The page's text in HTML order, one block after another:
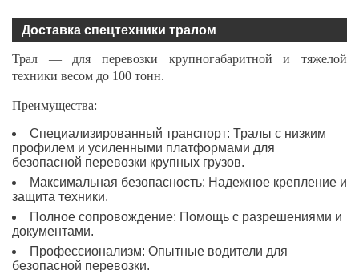
Доставка спецтехники тралом
Трал — для перевозки крупногабаритной и тяжелой
техники весом до 100 тонн.
Преимущества:
Специализированный транспорт: Тралы с низким
профилем и усиленными платформами для
безопасной перевозки крупных грузов.
Максимальная безопасность: Надежное крепление и
защита техники.
Полное сопровождение: Помощь с разрешениями и
документами.
Профессионализм: Опытные водители для
безопасной перевозки.